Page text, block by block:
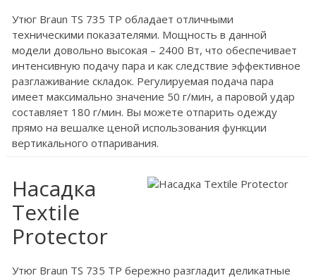
Утюг Braun TS 735 TP обладает отличными
техническими показателями. Мощность в данной
модели довольно высокая – 2400 Вт, что обеспечивает
интенсивную подачу пара и как следствие эффективное
разглаживание складок. Регулируемая подача пара
имеет максимально значение 50 г/мин, а паровой удар
составляет 180 г/мин. Вы можете отпарить одежду
прямо на вешалке ценой использования функции
вертикального отпаривания.
Насадка
Textile
Protector
Утюг Braun TS 735 TP бережно разгладит деликатные